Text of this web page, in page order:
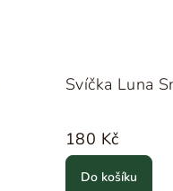
Svíčka Luna
180 Kč
Do košíku